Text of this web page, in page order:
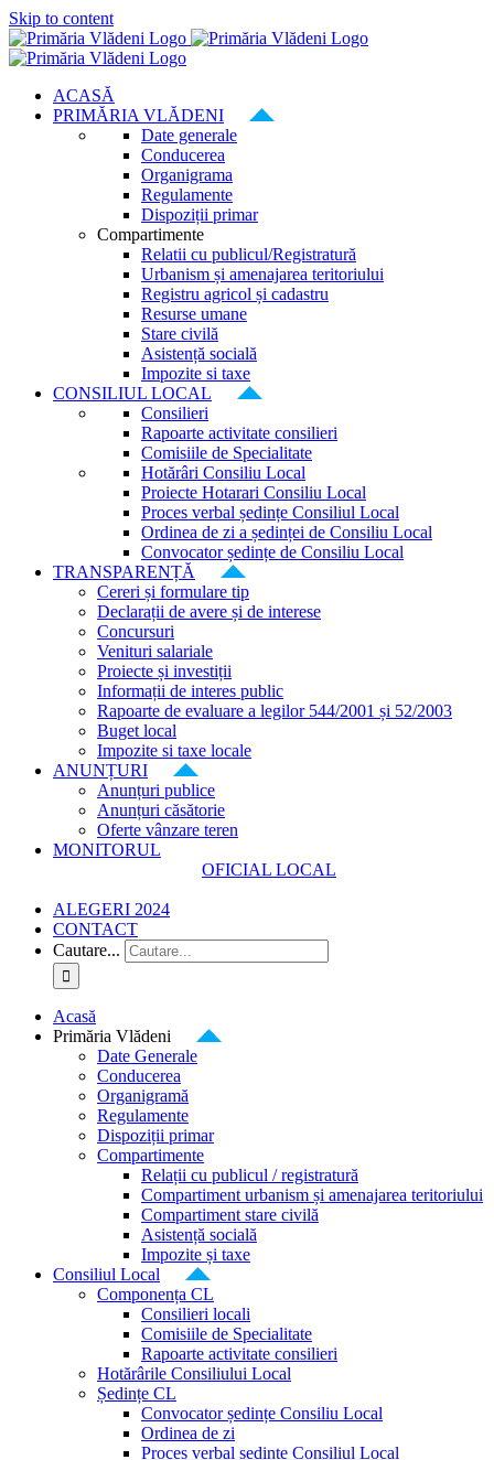
Skip to content
ACASĂ
PRIMĂRIA VLĂDENI
Date generale
Conducerea
Organigrama
Regulamente
Dispoziții primar
Compartimente
Relatii cu publicul/Registratură
Urbanism și amenajarea teritoriului
Registru agricol și cadastru
Resurse umane
Stare civilă
Asistență socială
Impozite si taxe
CONSILIUL LOCAL
Consilieri
Rapoarte activitate consilieri
Comisiile de Specialitate
Hotărâri Consiliu Local
Proiecte Hotarari Consiliu Local
Proces verbal ședințe Consiliul Local
Ordinea de zi a ședinței de Consiliu Local
Convocator ședințe de Consiliu Local
TRANSPARENȚĂ
Cereri și formulare tip
Declarații de avere și de interese
Concursuri
Venituri salariale
Proiecte și investiții
Informații de interes public
Rapoarte de evaluare a legilor 544/2001 și 52/2003
Buget local
Impozite si taxe locale
ANUNȚURI
Anunțuri publice
Anunțuri căsătorie
Oferte vânzare teren
MONITORUL
OFICIAL LOCAL
ALEGERI 2024
CONTACT
Cautare...
Acasă
Primăria Vlădeni
Date Generale
Conducerea
Organigramă
Regulamente
Dispoziții primar
Compartimente
Relații cu publicul / registratură
Compartiment urbanism și amenajarea teritoriului
Compartiment stare civilă
Asistență socială
Impozite și taxe
Consiliul Local
Componența CL
Consilieri locali
Comisiile de Specialitate
Rapoarte activitate consilieri
Hotărârile Consiliului Local
Ședințe CL
Convocator ședințe Consiliu Local
Ordinea de zi
Proces verbal ședințe Consiliul Local